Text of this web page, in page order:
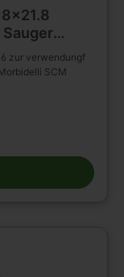
Sauger
zur verwendungf
SCM